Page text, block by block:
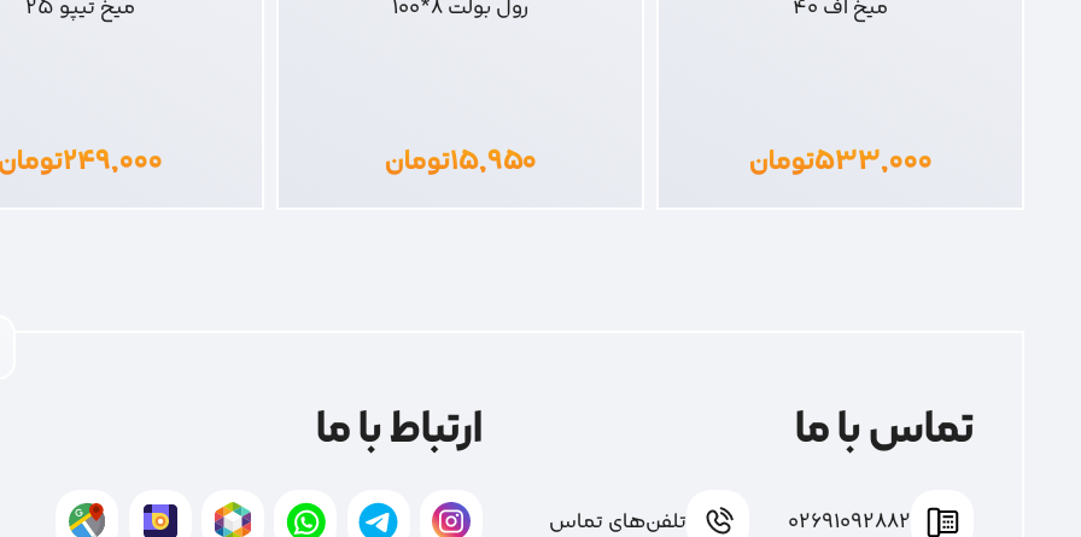
میخ اف 40
۵۳۳,۰۰۰تومان
رول بولت 8*100
۱۵,۹۵۰تومان
میخ تیپو 25
۲۴۹,۰۰۰
تماس با ما
02691092882 تلفن‌های تماس
ارتباط با ما